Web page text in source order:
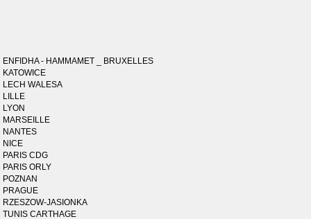
ENFIDHA - HAMMAMET _ BRUXELLES
KATOWICE
LECH WALESA
LILLE
LYON
MARSEILLE
NANTES
NICE
PARIS CDG
PARIS ORLY
POZNAN
PRAGUE
RZESZOW-JASIONKA
TUNIS CARTHAGE